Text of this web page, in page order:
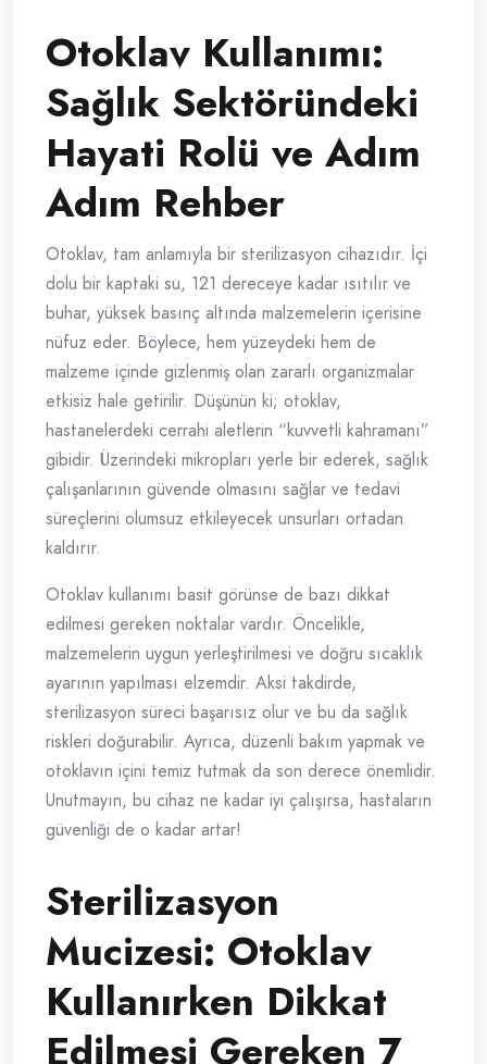
Otoklav Kullanımı:
Sağlık Sektöründeki
Hayati Rolü ve Adım
Adım Rehber
Otoklav, tam anlamıyla bir sterilizasyon cihazıdır. İçi
dolu bir kaptaki su, 121 dereceye kadar ısıtılır ve
buhar, yüksek basınç altında malzemelerin içerisine
nüfuz eder. Böylece, hem yüzeydeki hem de
malzeme içinde gizlenmiş olan zararlı organizmalar
etkisiz hale getirilir. Düşünün ki; otoklav,
hastanelerdeki cerrahi aletlerin “kuvvetli kahramanı”
gibidir. Üzerindeki mikropları yerle bir ederek, sağlık
çalışanlarının güvende olmasını sağlar ve tedavi
süreçlerini olumsuz etkileyecek unsurları ortadan
kaldırır.
Otoklav kullanımı basit görünse de bazı dikkat
edilmesi gereken noktalar vardır. Öncelikle,
malzemelerin uygun yerleştirilmesi ve doğru sıcaklık
ayarının yapılması elzemdir. Aksi takdirde,
sterilizasyon süreci başarısız olur ve bu da sağlık
riskleri doğurabilir. Ayrıca, düzenli bakım yapmak ve
otoklavın içini temiz tutmak da son derece önemlidir.
Unutmayın, bu cihaz ne kadar iyi çalışırsa, hastaların
güvenliği de o kadar artar!
Sterilizasyon
Mucizesi: Otoklav
Kullanırken Dikkat
Edilmesi Gereken 7